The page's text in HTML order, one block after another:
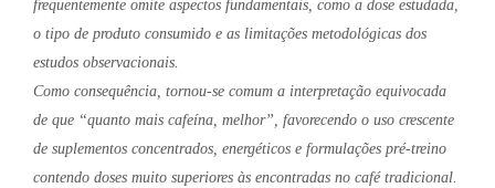
frequentemente omite aspectos fundamentais, como a dose estudada,
o tipo de produto consumido e as limitações metodológicas dos
estudos observacionais.
Como consequência, tornou-se comum a interpretação equivocada
de que “quanto mais cafeína, melhor”, favorecendo o uso crescente
de suplementos concentrados, energéticos e formulações pré-treino
contendo doses muito superiores às encontradas no café tradicional.